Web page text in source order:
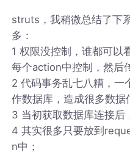
struts，我稍微总结了下
多：
1 权限没控制，谁都可以
每个action中控制，然后
2 代码事务乱七八糟，一
作数据库，造成很多数据
3 当初获取数据库连接后
4 其实很多只要放到
n中；